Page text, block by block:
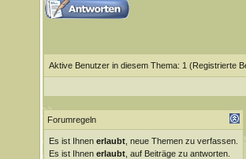
Aktive Benutzer in diesem Thema: 1 (Registrierte
Forumregeln
Es ist Ihnen erlaubt, neue Themen zu verfassen.
Es ist Ihnen erlaubt, auf Beiträge zu antworten.